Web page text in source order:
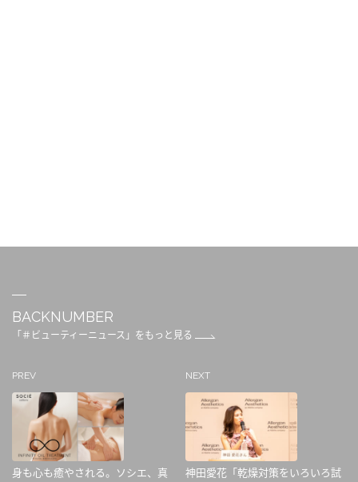
BACKNUMBER
「＃ビューティーニュース」をもっと見る
PREV
身も心も癒やされる。ソシエ、真
NEXT
神田愛花「乾燥対策をいろいろ試